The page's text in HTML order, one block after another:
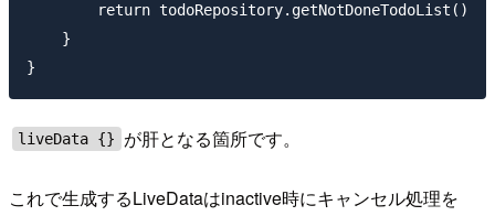
        return todoRepository.getNotDoneTodoList()
    }
liveData {} が肝となる箇所です。
これで生成するLiveDataはinactive時にキャンセル処理を